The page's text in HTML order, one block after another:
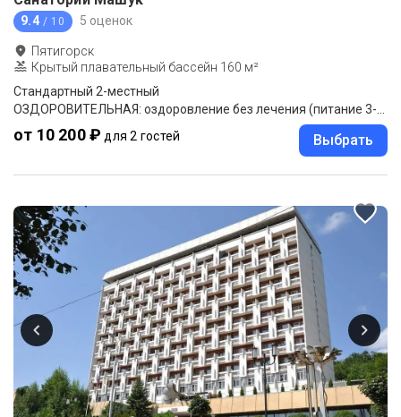
9.4 / 10 5 оценок
Пятигорск
Крытый плавательный бассейн 160 м²
Стандартный 2-местный
от 10 200 ₽ для 2 гостей Выбрать